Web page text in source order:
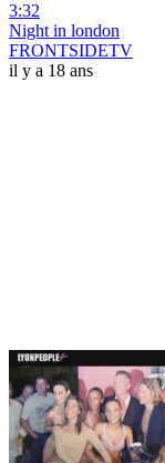
3:32
Night in london
FRONTSIDETV
il y a 18 ans